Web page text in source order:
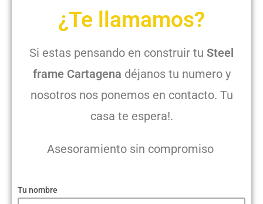
¿Te llamamos?
Si estas pensando en construir tu Steel
frame Cartagena déjanos tu numero y
nosotros nos ponemos en contacto. Tu
casa te espera!.
Asesoramiento sin compromiso
Tu nombre